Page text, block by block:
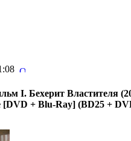
I. Бехерит Властителя
[DVD + Blu-Ray] (BD25 +